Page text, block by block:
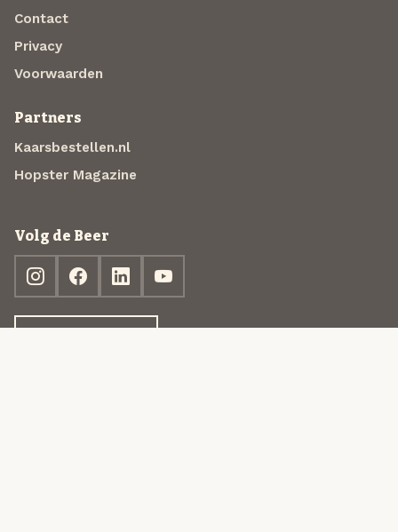
Contact
Privacy
Voorwaarden
Partners
Kaarsbestellen.nl
Hopster Magazine
Volg de Beer